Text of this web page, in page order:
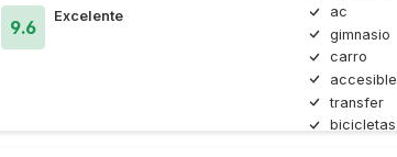
9.6
Excelente
ac
gimnasio
carro
accesible
transfer
bicicletas